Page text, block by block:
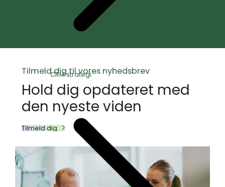
CRM strategi
Tilmeld dig til vores nyhedsbrev
Hold dig opdateret med
den nyeste viden
Tilmeld dig